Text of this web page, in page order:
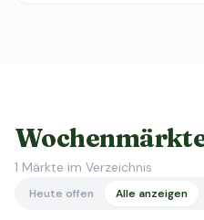
1 Märkte im Verzeichnis
Heute offen Alle anzeigen